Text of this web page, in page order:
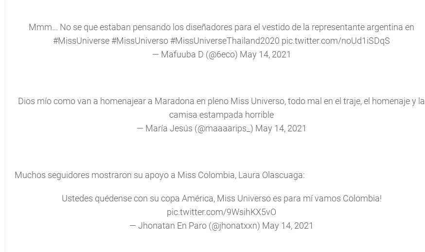
Mmm... No se que estaban pensando los diseñadores para el vestido de la representante argentina en
#MissUniverse#MissUniverso#MissUniverseThailand2020 pic.twitter.com/noUd1iSDqS
— Mafuuba D (@6eco) May 14, 2021
Dios mío como van a homenajear a Maradona en pleno Miss Universo, todo mal en el traje, el homenaje y la
camisa estampada horrible
— María Jesús (@maaaarips_) May 14, 2021
Muchos seguidores mostraron su apoyo a Miss Colombia, Laura Olascuaga:
Ustedes quédense con su copa América, Miss Universo es para mí vamos Colombia!
pic.twitter.com/9WsihKX5vO
— Jhonatan En Paro (@jhonatxxn) May 14, 2021